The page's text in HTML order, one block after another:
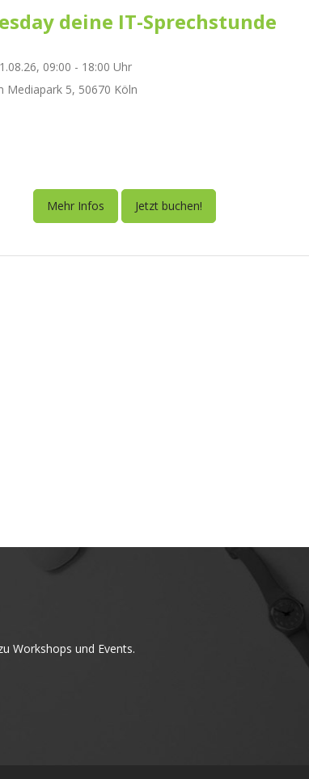
deine IT-Sprechstunde
09:00 - 18:00 Uhr
Mediapark 5, 50670 Köln
Mehr Infos Jetzt buchen!
Workshops und Events.